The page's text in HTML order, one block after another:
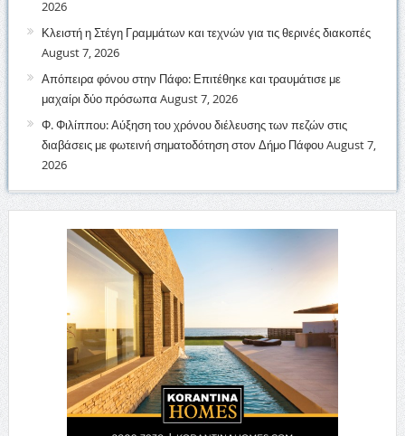
2026
Κλειστή η Στέγη Γραμμάτων και τεχνών για τις θερινές διακοπές
August 7, 2026
Απόπειρα φόνου στην Πάφο: Επιτέθηκε και τραυμάτισε με
μαχαίρι δύο πρόσωπα August 7, 2026
Φ. Φιλίππου: Αύξηση του χρόνου διέλευσης των πεζών στις
διαβάσεις με φωτεινή σηματοδότηση στον Δήμο ΠάφουAugust 7,
2026